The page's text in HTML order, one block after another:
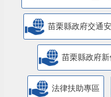
苗栗縣政府交通
苗栗縣政府
法律扶助專區